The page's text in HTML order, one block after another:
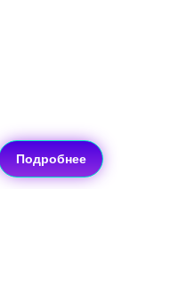
незабываемым!
Подробнее